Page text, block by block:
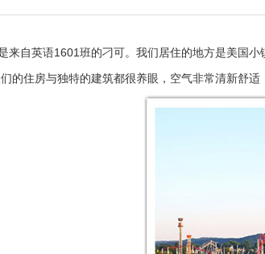
自英语1601班的刁可。我们居住的地方是美国小
的住房与独特的建筑都很养眼，空气非常清新舒适